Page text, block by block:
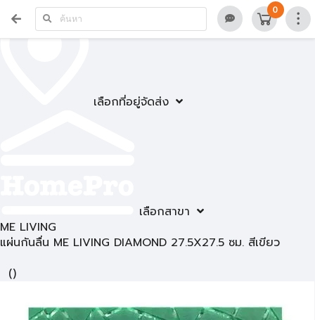
เลือกที่อยู่จัดส่ง
เลือกสาขา
0
ME LIVING
แผ่นกันลื่น ME LIVING DIAMOND 27.5X27.5 ซม. สีเขียว
()